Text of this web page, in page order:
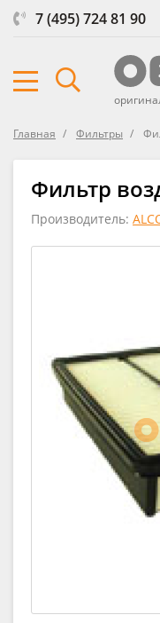
7 (495) 724 81 90
Главная Фильтры
Фильтр
Производитель: